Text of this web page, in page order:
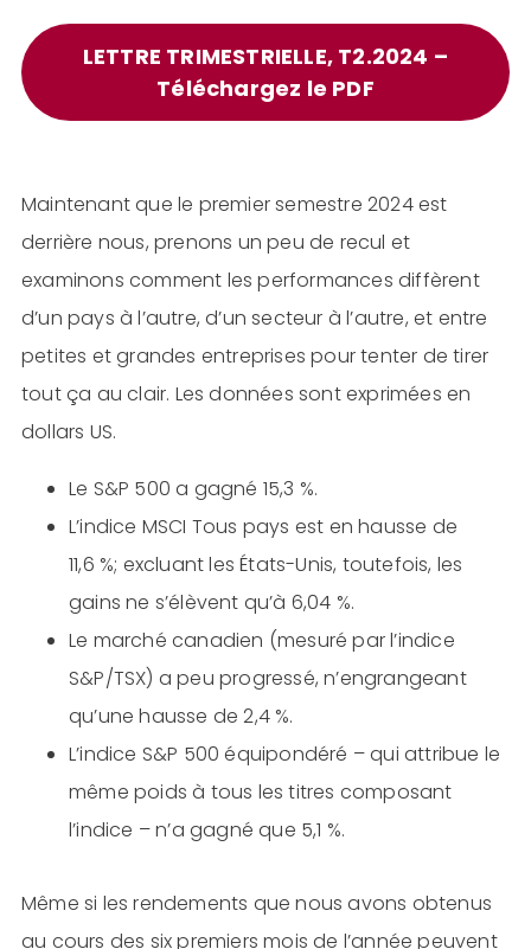
LETTRE TRIMESTRIELLE, T2.2024 –
Téléchargez le PDF
Maintenant que le premier semestre 2024 est
derrière nous, prenons un peu de recul et
examinons comment les performances diffèrent
d’un pays à l’autre, d’un secteur à l’autre, et entre
petites et grandes entreprises pour tenter de tirer
tout ça au clair. Les données sont exprimées en
dollars US.
Le S&P 500 a gagné 15,3 %.
L’indice MSCI Tous pays est en hausse de
11,6 %; excluant les États-Unis, toutefois, les
gains ne s’élèvent qu’à 6,04 %.
Le marché canadien (mesuré par l’indice
S&P/TSX) a peu progressé, n’engrangeant
qu’une hausse de 2,4 %.
L’indice S&P 500 équipondéré – qui attribue le
même poids à tous les titres composant
l’indice – n’a gagné que 5,1 %.
Même si les rendements que nous avons obtenus
au cours des six premiers mois de l’année peuvent